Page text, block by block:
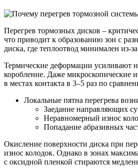
Перегрев тормозных дисков –
что приводит к образованию зон с
диска, где теплоотвод минимален из-
Термические деформации усиливают
коробление. Даже микроскопические
в местах контакта в 3–5 раз по
Локальные пятна перегрева
Заедание направляющих
Неравномерный износ
Попадание абразивных
Окисление поверхности диска при
износ колодок. Однако в зонах
с оксидной пленкой стираются